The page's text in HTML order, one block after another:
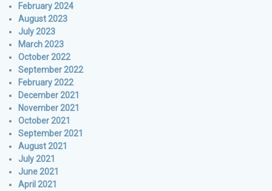
February 2024
August 2023
July 2023
March 2023
October 2022
September 2022
February 2022
December 2021
November 2021
October 2021
September 2021
August 2021
July 2021
June 2021
April 2021